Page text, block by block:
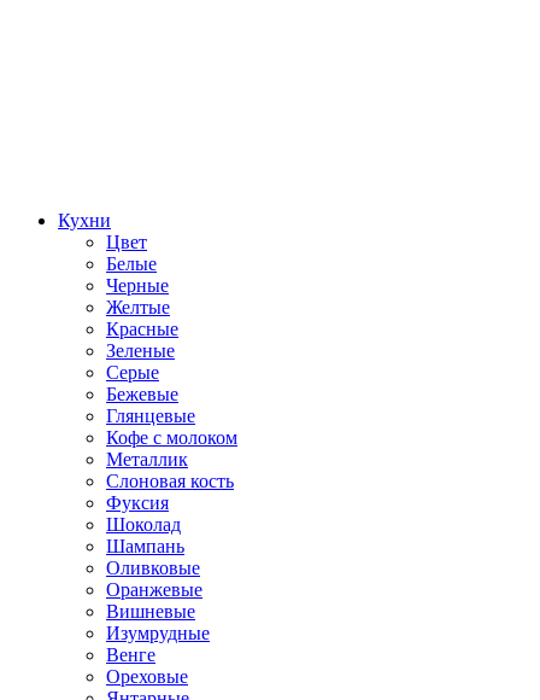
Кухни
Цвет
Белые
Черные
Желтые
Красные
Зеленые
Серые
Бежевые
Глянцевые
Кофе с молоком
Металлик
Слоновая кость
Фуксия
Шоколад
Шампань
Оливковые
Оранжевые
Вишневые
Изумрудные
Венге
Ореховые